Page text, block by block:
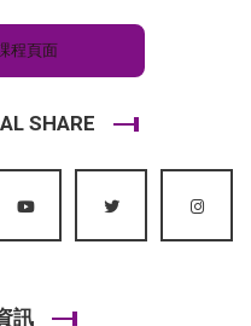
程頁面
SHARE
訊